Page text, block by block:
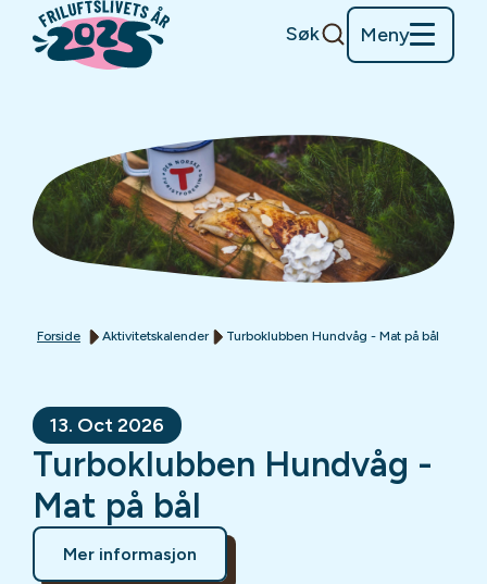
Søk Meny
Forside Aktivitetskalender Turboklubben Hundvåg - Mat på bål
13. Oct 2026
Turboklubben Hundvåg -
Mat på bål
Mer informasjon